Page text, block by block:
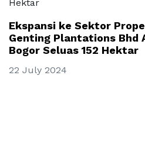
Ekspansi ke Sektor
Genting Plantations Bhd
Bogor Seluas 152 Hektar
22 July 2024